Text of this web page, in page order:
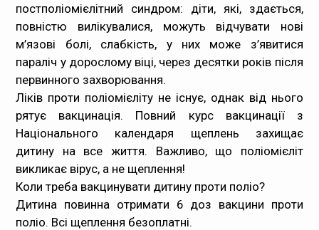
постполіомієлітний синдром: діти, які, здається,
повністю вилікувалися, можуть відчувати нові
м’язові болі, слабкість, у них може з’явитися
параліч у дорослому віці, через десятки років після
первинного захворювання.
Ліків проти поліомієліту не існує, однак від нього
рятує вакцинація. Повний курс вакцинації з
Національного календаря щеплень захищає
дитину на все життя. Важливо, що поліомієліт
викликає вірус, а не щеплення!
Коли треба вакцинувати дитину проти поліо?
Дитина повинна отримати 6 доз вакцини проти
поліо. Всі щеплення безоплатні.